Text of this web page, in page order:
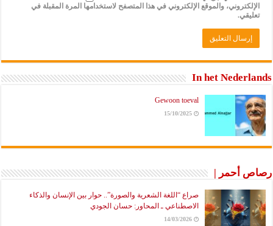
والموقع الإلكتروني في هذا المتصفح لاستخدامها المرة المقبلة في
In het
Gewoon toeval
15/10/2025
أحمر |
صراع “اللغة الشعرية والصورة”.. حوار بين الإنسان والذكاء
الاصطناعي ـ المحاور: حسان الجودي
14/03/2026